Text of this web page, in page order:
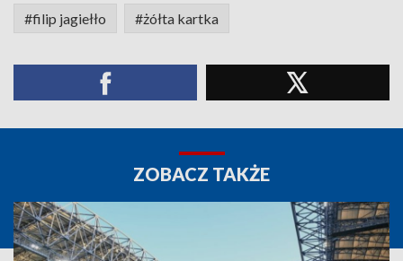
#filip jagiełło #żółta kartka
ZOBACZ TAKŻE